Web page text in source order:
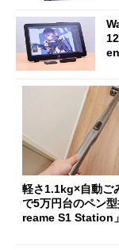
軽さ1.1kg×自動ご
で5万円台のペン
reame S1